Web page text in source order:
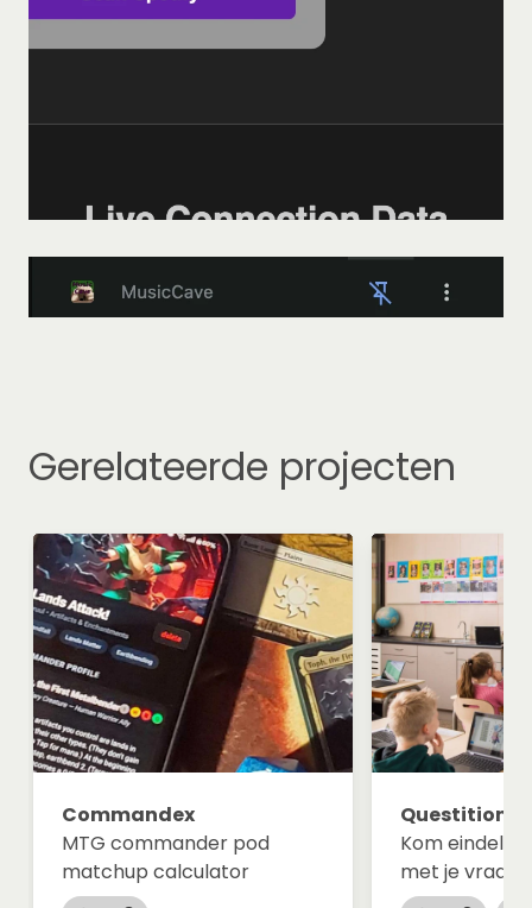
Gerelateerde projecten
Commandex
MTG commander pod
matchup calculator
Questition
Kom
met je vraag.